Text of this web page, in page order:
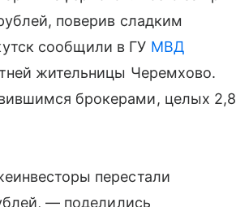
поверив сладким
сообщили в ГУ МВД
жительницы Черемхово.
брокерами, целых 2,8
перестали
— поделились